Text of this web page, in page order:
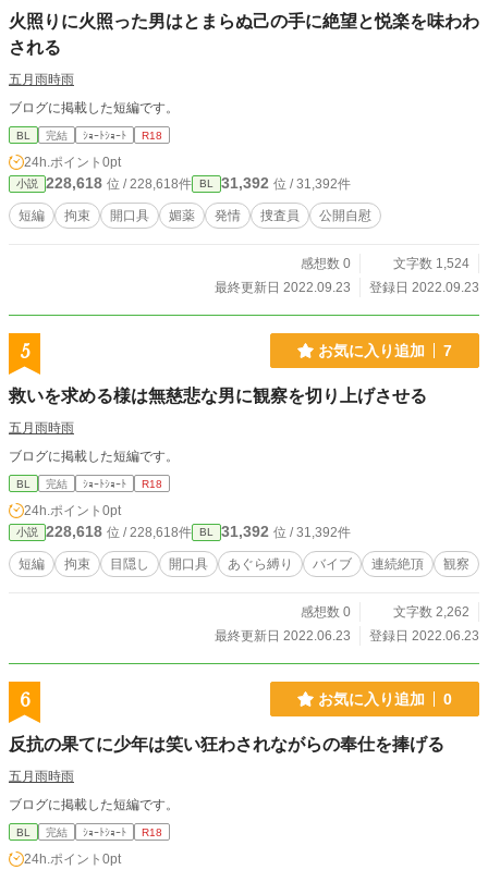
火照りに火照った男はとまらぬ己の手に絶望と悦楽を味わわ
される
五月雨時雨
ブログに掲載した短編です。
BL 完結 ｼｮｰﾄｼｮｰﾄ R18
24h.ポイント 0pt
小説 228,618 位 / 228,618件 BL 31,392 位 / 31,392件
短編 拘束 開口具 媚薬 発情 捜査員 公開自慰
感想数 0
文字数 1,524
最終更新日 2022.09.23
登録日 2022.09.23
5 お気に入り追加 7
救いを求める様は無慈悲な男に観察を切り上げさせる
五月雨時雨
ブログに掲載した短編です。
BL 完結 ｼｮｰﾄｼｮｰﾄ R18
24h.ポイント 0pt
小説 228,618 位 / 228,618件 BL 31,392 位 / 31,392件
短編 拘束 目隠し 開口具 あぐら縛り バイブ 連続絶頂 観察
感想数 0
文字数 2,262
最終更新日 2022.06.23
登録日 2022.06.23
6 お気に入り追加 0
反抗の果てに少年は笑い狂わされながらの奉仕を捧げる
五月雨時雨
ブログに掲載した短編です。
BL 完結 ｼｮｰﾄｼｮｰﾄ R18
24h.ポイント 0pt